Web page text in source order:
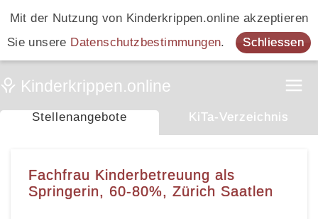
Mit der Nutzung von Kinderkrippen.online akzeptieren
Sie unsere Datenschutzbestimmungen. Schliessen
Stellenangebote KiTa-Verzeichnis
Fachfrau Kinderbetreuung als
Springerin, 60-80%, Zürich Saatlen